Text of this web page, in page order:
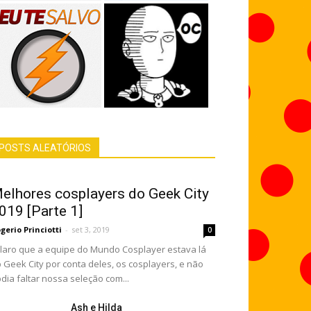
POSTS ALEATÓRIOS
cosplayers do Geek City
[Parte 1]
Princiotti - set 3, 2019 0
que a equipe do Mundo Cosplayer estava lá
Geek City por conta deles, os cosplayers, e não
faltar nossa seleção com...
Ash e Hilda